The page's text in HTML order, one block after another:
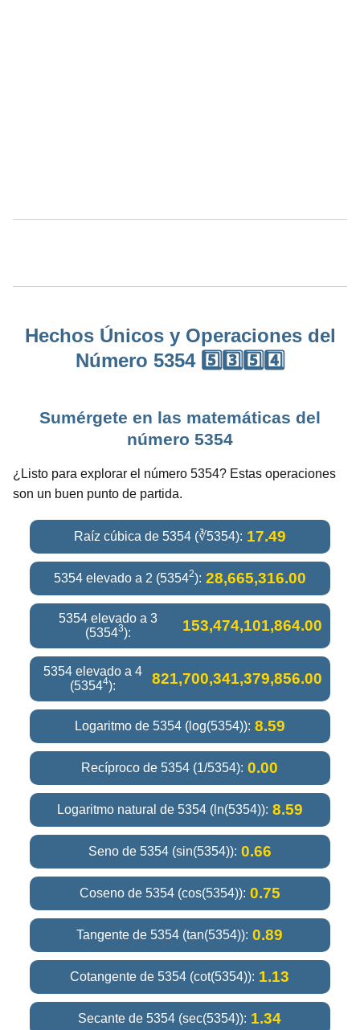
Hechos Únicos y Operaciones del
Número 5354 5️⃣3️⃣5️⃣4️⃣
Sumérgete en las matemáticas del
número 5354
¿Listo para explorar el número 5354? Estas operaciones
son un buen punto de partida.
Raíz cúbica de 5354 (∛5354): 17.49
5354 elevado a 2 (53542): 28,665,316.00
5354 elevado a 3
(53543): 153,474,101,864.00
5354 elevado a 4
(53544): 821,700,341,379,856.00
Logaritmo de 5354 (log(5354)): 8.59
Recíproco de 5354 (1/5354): 0.00
Logaritmo natural de 5354 (ln(5354)): 8.59
Seno de 5354 (sin(5354)): 0.66
Coseno de 5354 (cos(5354)): 0.75
Tangente de 5354 (tan(5354)): 0.89
Cotangente de 5354 (cot(5354)): 1.13
Secante de 5354 (sec(5354)): 1.34